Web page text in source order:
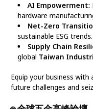
AI Empowerment:
hardware
Net-Zero
sustainable ESG trends.
Supply Chain
global Taiwan
Equip your business
future challenges and